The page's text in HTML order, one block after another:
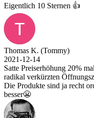
Eigentlich 10 Sternen 👍
Thomas K. (Tommy)
2021-12-14
Satte Preiserhöhung 20%
radikal verkürzten
Die Produkte sind ja recht
besser😬